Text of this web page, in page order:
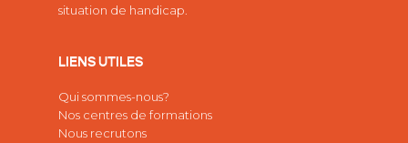
situation de handicap.
LIENS UTILES
Qui sommes-nous?
Nos centres de formations
Nous recrutons